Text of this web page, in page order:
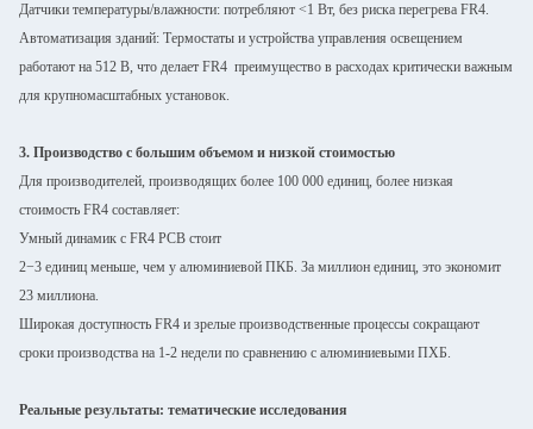
Датчики температуры/влажности: потребляют <1 Вт, без риска перегрева FR4.
Автоматизация зданий: Термостаты и устройства управления освещением
работают на 512 В, что делает FR4  преимущество в расходах критически важным
для крупномасштабных установок.
3. Производство с большим объемом и низкой стоимостью
Для производителей, производящих более 100 000 единиц, более низкая
стоимость FR4 составляет:
Умный динамик с FR4 PCB стоит
2−3 единиц меньше, чем у алюминиевой ПКБ. За миллион единиц, это экономит
23 миллиона.
Широкая доступность FR4 и зрелые производственные процессы сокращают
сроки производства на 1-2 недели по сравнению с алюминиевыми ПХБ.
Реальные результаты: тематические исследования